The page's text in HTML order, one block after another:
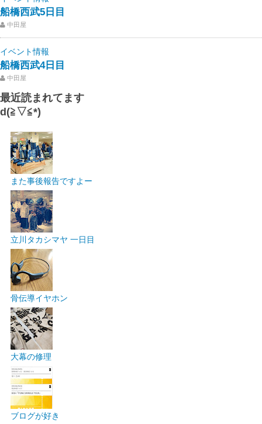
船橋西武5日目
中田屋
イベント情報
船橋西武4日目
中田屋
最近読まれてます
d(≧▽≦*)
また事後報告ですよー
立川タカシマヤ 一日目
骨伝導イヤホン
大幕の修理
ブログが好き